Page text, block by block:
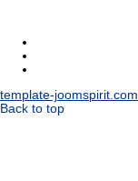
template-joomspirit.com
Back to top